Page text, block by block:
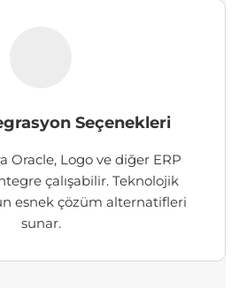
Seçenekleri
Oracle, Logo ve diğer ERP
çalışabilir. Teknolojik
esnek çözüm alternatifleri
sunar.